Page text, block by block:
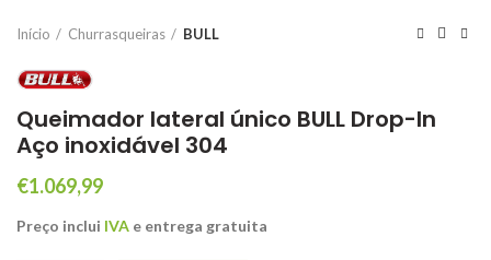
Início Churrasqueiras BULL
Queimador lateral único BULL Drop-In
Aço inoxidável 304
€1.069,99
Preço inclui IVA e entrega gratuita